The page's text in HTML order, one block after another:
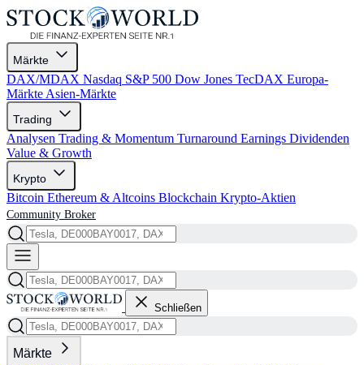
Märkte
DAX/MDAX Nasdaq S&P 500 Dow Jones TecDAX Europa-
Märkte Asien-Märkte
Trading
Analysen Trading & Momentum Turnaround Earnings Dividenden
Value & Growth
Krypto
Bitcoin Ethereum & Altcoins Blockchain Krypto-Aktien
Community Broker
Schließen
Märkte